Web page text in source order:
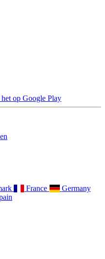
op Google Play
France
Germany